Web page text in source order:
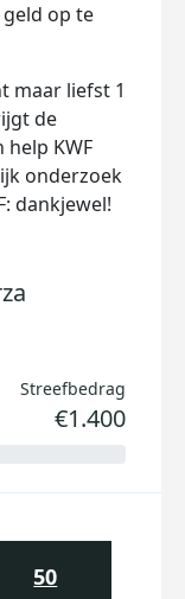
op te
maar liefst 1
de
KWF
onderzoek
dankjewel!
Streefbedrag
€1.400
50